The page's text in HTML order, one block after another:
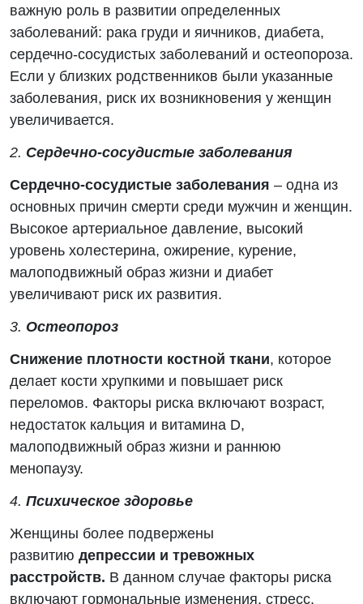
важную роль в развитии определенных
заболеваний: рака груди и яичников, диабета,
сердечно-сосудистых заболеваний и остеопороза.
Если у близких родственников были указанные
заболевания, риск их возникновения у женщин
увеличивается.
2. Сердечно-сосудистые заболевания
Сердечно-сосудистые заболевания – одна из
основных причин смерти среди мужчин и женщин.
Высокое артериальное давление, высокий
уровень холестерина, ожирение, курение,
малоподвижный образ жизни и диабет
увеличивают риск их развития.
3. Остеопороз
Снижение плотности костной ткани, которое
делает кости хрупкими и повышает риск
переломов. Факторы риска включают возраст,
недостаток кальция и витамина D,
малоподвижный образ жизни и раннюю
менопаузу.
4. Психическое здоровье
Женщины более подвержены
развитию депрессии и тревожных
расстройств. В данном случае факторы риска
включают гормональные изменения, стресс,